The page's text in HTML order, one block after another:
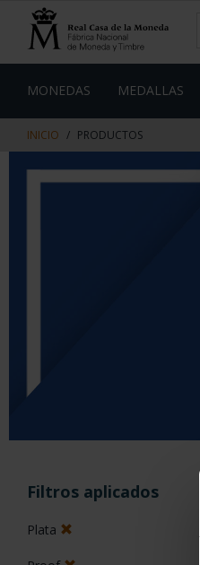
contenido
de
MONEDAS MEDALLAS
INICIO PRODUCTOS
Filtros aplicados
Plata